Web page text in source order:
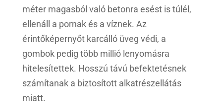
méter magasból való betonra esést is túlél,
ellenáll a pornak és a víznek. Az
érintőképernyőt karcálló üveg védi, a
gombok pedig több millió lenyomásra
hitelesítettek. Hosszú távú befektetésnek
számítanak a biztosított alkatrészellátás
miatt.